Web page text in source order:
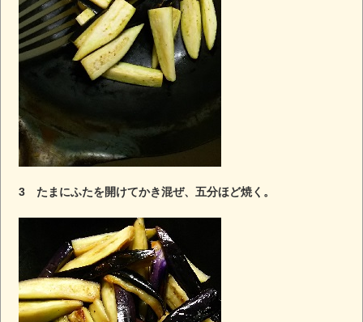
3 たまにふたを開けてかき混ぜ、五分ほど焼く。